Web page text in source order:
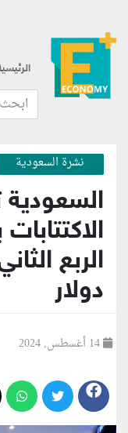
ابحث
نشرة السعودية
دولار